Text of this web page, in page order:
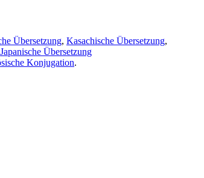
Übersetzung, Kasachische Übersetzung,
Japanische Übersetzung
Konjugation.